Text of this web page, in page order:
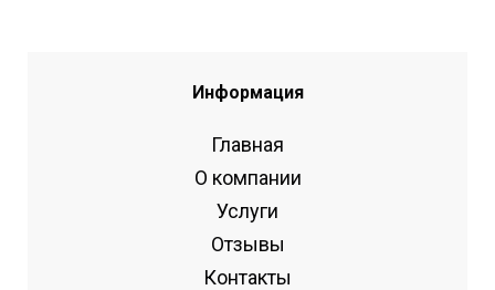
Информация
Главная
О компании
Услуги
Отзывы
Контакты